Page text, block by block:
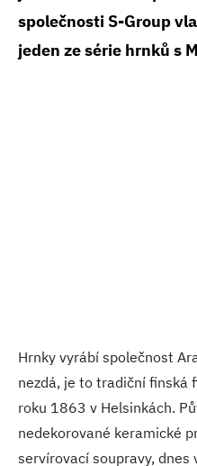
společnosti S-Group
jeden ze série hrnků s
Hrnky vyrábí společnost
nezdá, je to tradiční finská
roku 1863 v Helsinkách.
nedekorované keramické
servírovací soupravy, dnes